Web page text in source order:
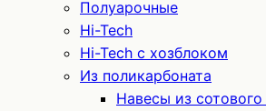
Полуарочные
Hi-Tech
Hi-Tech с хозблоком
Из поликарбоната
Навесы из